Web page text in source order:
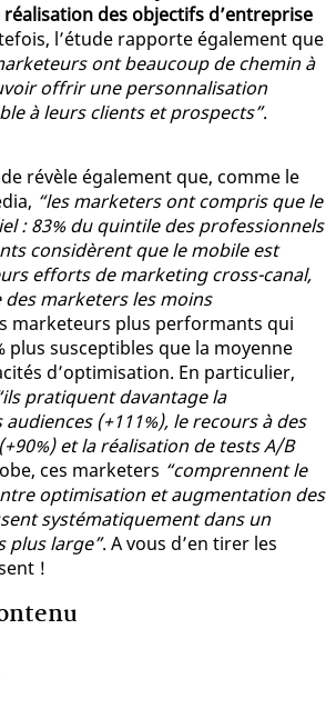
des objectifs d’entreprise
l’étude rapporte également que
ont beaucoup de chemin à
offrir une personnalisation
à leurs clients et prospects”.
révèle également que, comme le
“les marketers ont compris que le
: 83% du quintile des professionnels
considèrent que le mobile est
efforts de marketing cross-canal,
des marketers les moins
marketeurs plus performants qui
plus susceptibles que la moyenne
d’optimisation. En particulier,
pratiquent davantage la
(+111%), le recours à des
et la réalisation de tests A/B
ces marketers “comprennent le
optimisation et augmentation des
systématiquement dans un
plus large”. A vous d’en tirer les
!